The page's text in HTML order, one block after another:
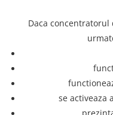
Daca
se activeaza